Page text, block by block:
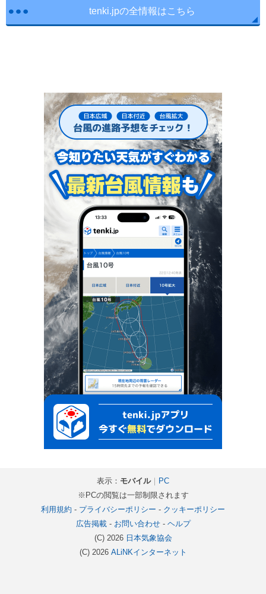
tenki.jpの全情報はこちら
表示： モバイル｜
PC
※PCの閲覧は一部制限されます
利用規約 - プライバシーポリシー - クッキーポリシー
広告掲載- お問い合わせ- ヘルプ
(C) 2026 日本気象協会
(C) 2026 ALiNKインターネット